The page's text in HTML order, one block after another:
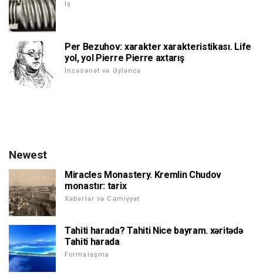
Iş
Per Bezuhov: xarakter xarakteristikası. Life
yol, yol Pierre Pierre axtarış
İncəsənət və Əyləncə
Newest
Miracles Monastery. Kremlin Chudov
monastır: tarix
Xəbərlər və Cəmiyyət
Tahiti harada? Tahiti Nice bayram. xəritədə
Tahiti harada
Formalaşma